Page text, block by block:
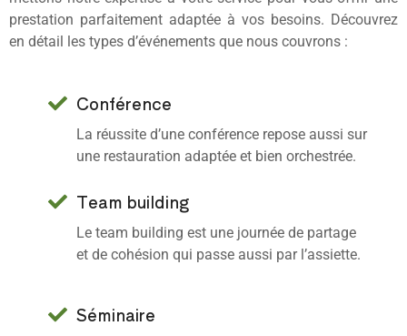
prestation parfaitement adaptée à vos besoins. Découvrez
en détail les types d’événements que nous couvrons :
Conférence
La réussite d’une conférence repose aussi sur
une restauration adaptée et bien orchestrée.
Team building
Le team building est une journée de partage
et de cohésion qui passe aussi par l’assiette.
Séminaire